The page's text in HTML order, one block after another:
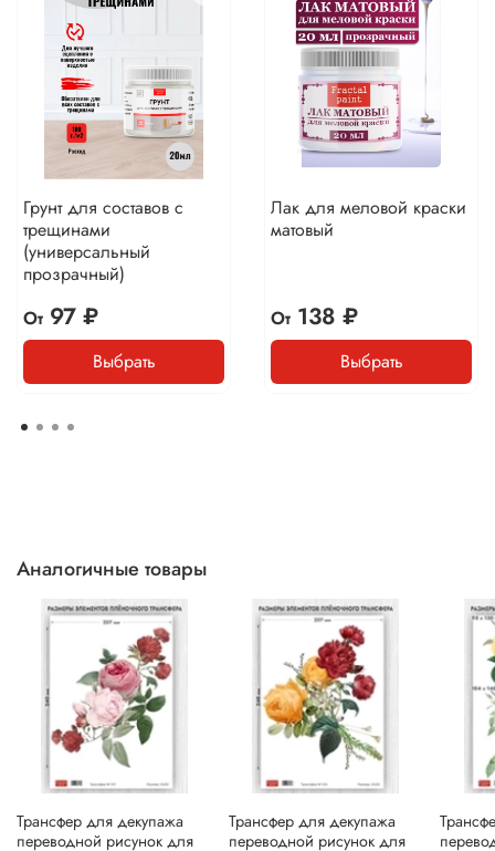
Грунт для составов с
трещинами
(универсальный
прозрачный)
От97 ₽
Выбрать
Лак для меловой краски
матовый
От138 ₽
Выбрать
Аналогичные товары
Трансфер для декупажа
переводной рисунок для
Трансфер для декупажа
переводной рисунок для